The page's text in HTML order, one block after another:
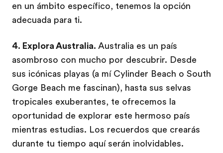
en un ámbito específico, tenemos la opción
adecuada para ti.
4. Explora Australia. Australia es un país
asombroso con mucho por descubrir. Desde
sus icónicas playas (a mí Cylinder Beach o South
Gorge Beach me fascinan), hasta sus selvas
tropicales exuberantes, te ofrecemos la
oportunidad de explorar este hermoso país
mientras estudias. Los recuerdos que crearás
durante tu tiempo aquí serán inolvidables.